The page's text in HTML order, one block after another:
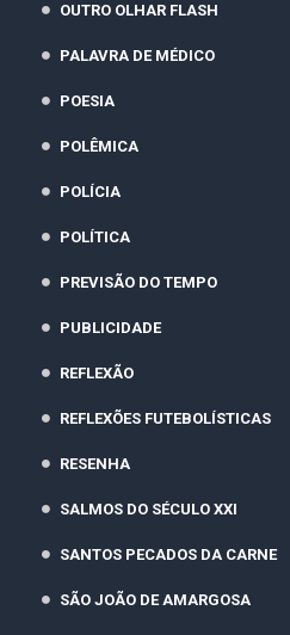
OUTRO OLHAR FLASH
PALAVRA DE MÉDICO
POESIA
POLÊMICA
POLÍCIA
POLÍTICA
PREVISÃO DO TEMPO
PUBLICIDADE
REFLEXÃO
REFLEXÕES FUTEBOLÍSTICAS
RESENHA
SALMOS DO SÉCULO XXI
SANTOS PECADOS DA CARNE
SÃO JOÃO DE AMARGOSA